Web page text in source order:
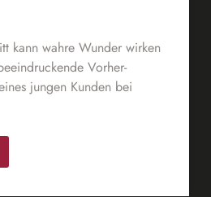
kann wahre Wunder wirken
Vorher-
jungen Kunden bei